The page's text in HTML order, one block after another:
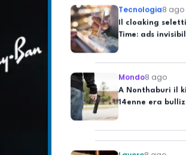
Il cloaking
Time: ads
per i chatbot AI
Mondo8 ago
A Nonthaburi il
14enne era
CZ-75 era del
Lavoro8 ago
Riforma del